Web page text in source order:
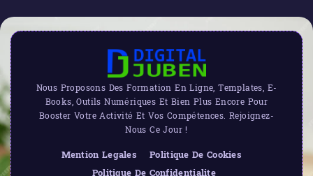
Nous Proposons Des Formation En Ligne, Templates, E-
Books, Outils Numériques Et Bien Plus Encore Pour
Booster Votre Activité Et Vos Compétences. Rejoignez-
Nous Ce Jour !
Mention Legales
Politique De Cookies